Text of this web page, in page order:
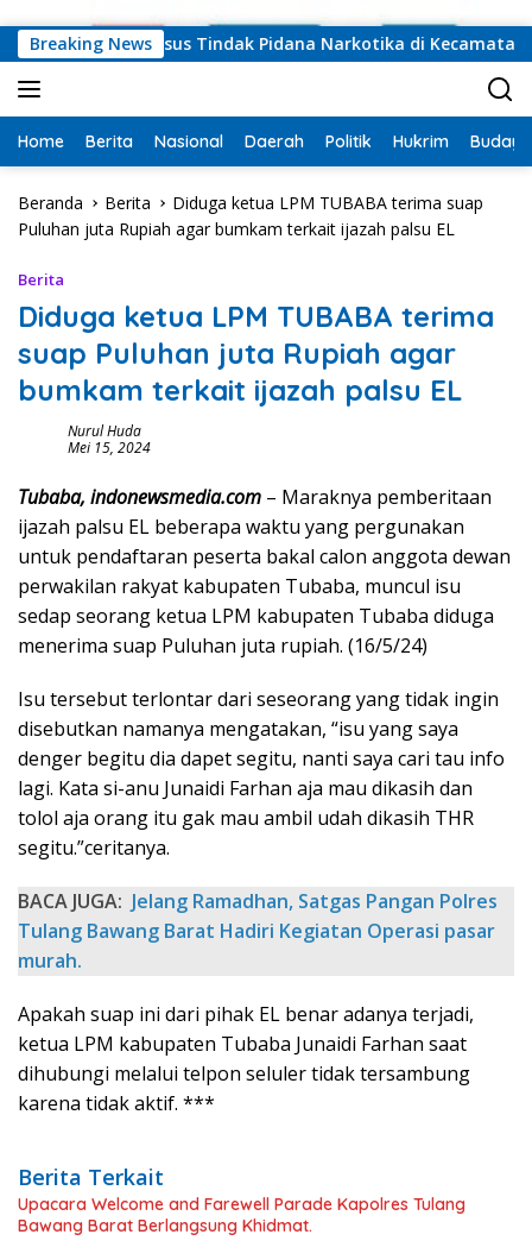
Breaking News
Ungkap Kasus Tindak Pidana Narkotika di Kecamatan
Home Berita Nasional Daerah Politik Hukrim Budaya
Beranda Berita
Diduga ketua LPM TUBABA terima suap
Puluhan juta Rupiah agar bumkam terkait ijazah palsu EL
Berita
Diduga ketua LPM TUBABA terima
suap Puluhan juta Rupiah agar
bumkam terkait ijazah palsu EL
Nurul Huda
Mei 15, 2024
Tubaba, indonewsmedia.com – Maraknya pemberitaan
ijazah palsu EL beberapa waktu yang pergunakan
untuk pendaftaran peserta bakal calon anggota dewan
perwakilan rakyat kabupaten Tubaba, muncul isu
sedap seorang ketua LPM kabupaten Tubaba diduga
menerima suap Puluhan juta rupiah. (16/5/24)
Isu tersebut terlontar dari seseorang yang tidak ingin
disebutkan namanya mengatakan, “isu yang saya
denger begitu dia dapet segitu, nanti saya cari tau info
lagi. Kata si-anu Junaidi Farhan aja mau dikasih dan
tolol aja orang itu gak mau ambil udah dikasih THR
segitu.”ceritanya.
BACA JUGA: Jelang Ramadhan, Satgas Pangan Polres
Tulang Bawang Barat Hadiri Kegiatan Operasi pasar
murah.
Apakah suap ini dari pihak EL benar adanya terjadi,
ketua LPM kabupaten Tubaba Junaidi Farhan saat
dihubungi melalui telpon seluler tidak tersambung
karena tidak aktif. ***
Berita Terkait
Upacara Welcome and Farewell Parade Kapolres Tulang
Bawang Barat Berlangsung Khidmat.